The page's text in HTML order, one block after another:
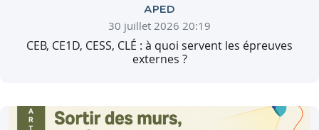
APED
30 juillet 2026 20:19
CEB, CE1D, CESS, CLÉ : à quoi servent les épreuves
externes ?